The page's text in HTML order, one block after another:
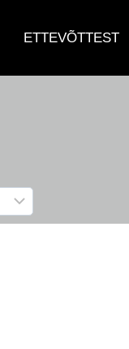
ETTEVÕTTEST